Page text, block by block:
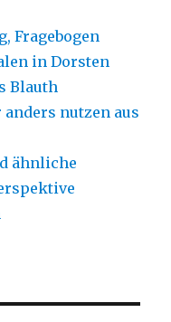
Fragebogen
in Dorsten
Blauth
nutzen aus
ähnliche